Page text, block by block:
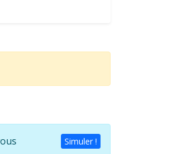
Simuler !